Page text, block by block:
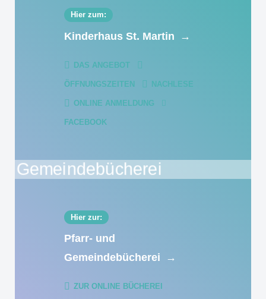
Hier zum:
Kinderhaus St. Martin →
DAS ANGEBOT
ÖFFNUNGSZEITEN NACHLESE
ONLINE ANMELDUNG
FACEBOOK
Hier zur:
Pfarr- und
Gemeindebücherei
→
ZUR ONLINE BÜCHEREI